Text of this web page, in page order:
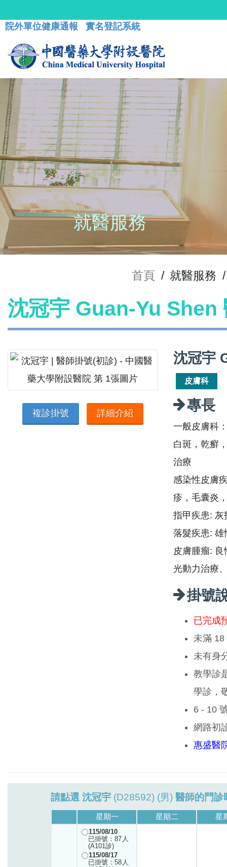
院外單位健康通報 實名登記系統
就醫服務
首頁 / 就醫服務 /
沈冠宇 Guan-Yu Shen
複診掛號 詳細介紹
沈冠宇
皮膚科
專長
一般皮膚科
白斑，乾癬
治療
感染性皮膚
疹，毛囊炎
指甲疾患: 灰
落髮疾患: 雄
皮膚腫瘤:
光動力治療
掛號
已完成
未滿 18
未有身
教學診
學診，
6 - 10
網路初
惠盛醫